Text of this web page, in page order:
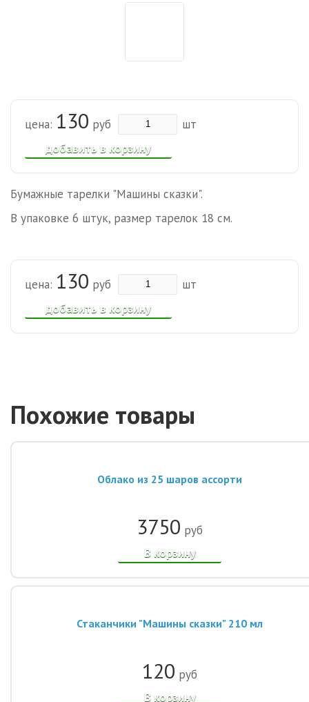
добавить в корзину
цена: 130 руб шт
Бумажные тарелки "Машины сказки".
В упаковке 6 штук, размер тарелок 18 см.
добавить в корзину
цена: 130 руб шт
Похожие товары
Облако из 25 шаров ассорти
3750 руб
В корзину
Стаканчики "Машины сказки" 210 мл
120 руб
В корзину